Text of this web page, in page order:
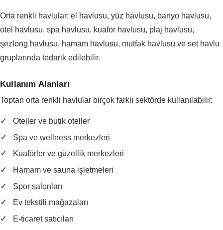
Orta renkli havlular; el havlusu, yüz havlusu, banyo havlusu,
otel havlusu, spa havlusu, kuaför havlusu, plaj havlusu,
şezlong havlusu, hamam havlusu, mutfak havlusu ve set havlu
gruplarında tedarik edilebilir.
Kullanım Alanları
Toptan orta renkli havlular birçok farklı sektörde kullanılabilir:
✓
Oteller ve butik oteller
✓
Spa ve wellness merkezleri
✓
Kuaförler ve güzellik merkezleri
✓
Hamam ve sauna işletmeleri
✓
Spor salonları
✓
Ev tekstili mağazaları
✓
E-ticaret satıcıları